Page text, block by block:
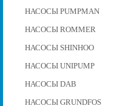
НАСОСЫ PUMPMAN
НАСОСЫ ROMMER
НАСОСЫ SHINHOO
НАСОСЫ UNIPUMP
НАСОСЫ DAB
НАСОСЫ GRUNDFOS